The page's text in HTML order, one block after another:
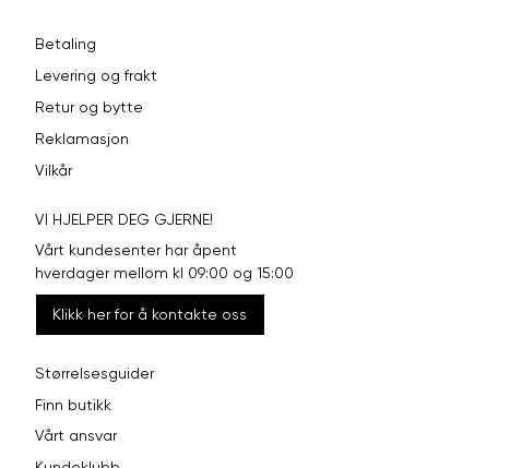
Betaling
Levering og frakt
Retur og bytte
Reklamasjon
Vilkår
VI HJELPER DEG GJERNE!
Vårt kundesenter har åpent
hverdager mellom kl 09:00 og 15:00
Klikk her for å kontakte oss
Størrelsesguider
Finn butikk
Vårt ansvar